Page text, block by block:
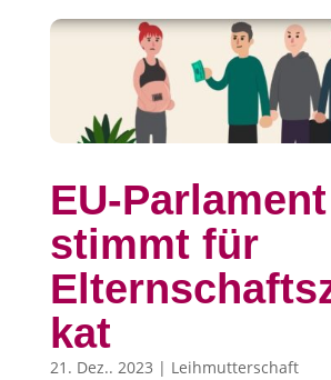
EU-Parlament
stimmt für
kat
21. Dez.. 2023 | Leihmutterschaft